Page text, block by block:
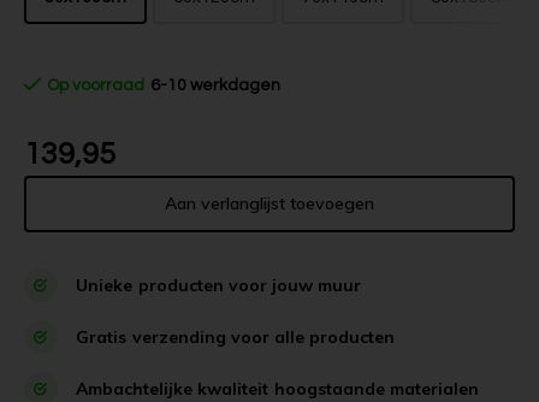
Op voorraad 6-10 werkdagen
139,95
Aan verlanglijst toevoegen
Unieke producten voor jouw muur
Gratis verzending voor alle producten
Ambachtelijke kwaliteit hoogstaande materialen